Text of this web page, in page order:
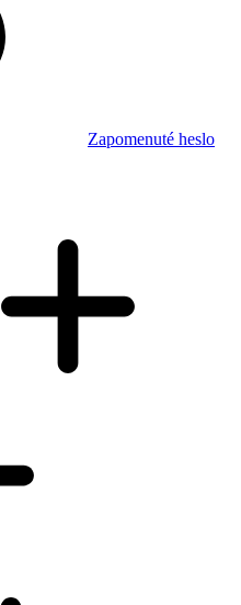
Zapomenuté heslo